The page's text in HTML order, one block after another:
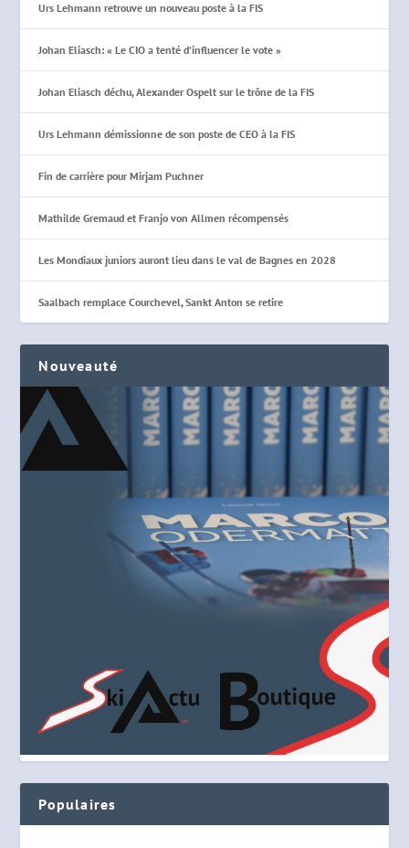
Urs Lehmann retrouve un nouveau poste à la FIS
Johan Eliasch: « Le CIO a tenté d’influencer le vote »
Johan Eliasch déchu, Alexander Ospelt sur le trône de la FIS
Urs Lehmann démissionne de son poste de CEO à la FIS
Fin de carrière pour Mirjam Puchner
Mathilde Gremaud et Franjo von Allmen récompensés
Les Mondiaux juniors auront lieu dans le val de Bagnes en 2028
Saalbach remplace Courchevel, Sankt Anton se retire
Nouveauté
Populaires